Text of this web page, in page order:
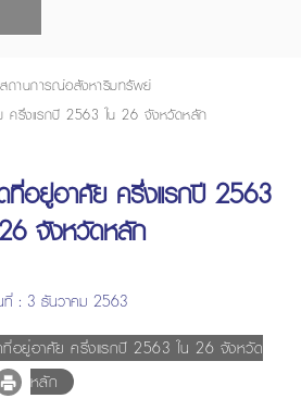
ถานการณ์อสังหาริมทรัพย์
ครึ่งแรกปี 2563 ใน 26 จังหวัดหลัก
อยู่อาศัย ครึ่งแรกปี 2563
จังหวัดหลัก
ที่ : 3 ธันวาคม 2563
อยู่อาศัย ครึ่งแรกปี 2563 ใน 26 จังหวัด
หลัก